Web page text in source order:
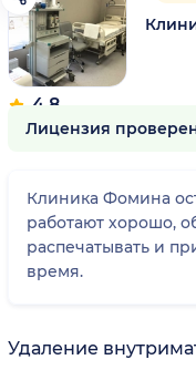
4.8
265 отзывов
Лицензия
Клиника Фомина
работают хорошо,
распечатывать и
время.
Удаление